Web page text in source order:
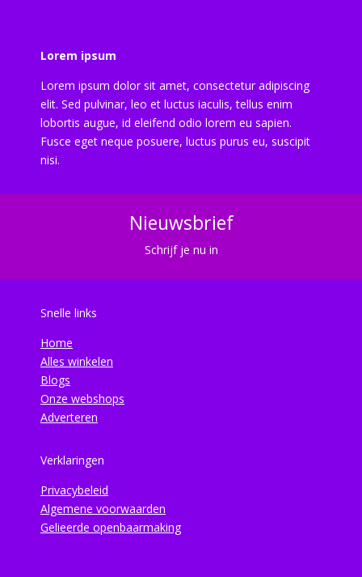
Lorem ipsum
Lorem ipsum dolor sit amet, consectetur adipiscing
elit. Sed pulvinar, leo et luctus iaculis, tellus enim
lobortis augue, id eleifend odio lorem eu sapien.
Fusce eget neque posuere, luctus purus eu, suscipit
nisi.
Nieuwsbrief
Schrijf je nu in
Snelle links
Home
Alles winkelen
Blogs
Onze webshops
Adverteren
Verklaringen
Privacybeleid
Algemene voorwaarden
Gelieerde openbaarmaking